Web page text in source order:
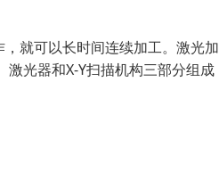
就可以长时间连续加工。激光
光器和X-Y扫描机构三部分组成